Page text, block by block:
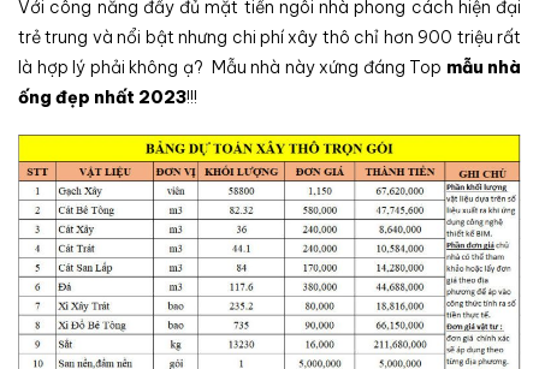
Với công năng đầy đủ mặt tiền ngôi nhà phong cách hiện đại
trẻ trung và nổi bật nhưng chi phí xây thô chỉ hơn 900 triệu rất
là hợp lý phải không ạ? Mẫu nhà này xứng đáng Top mẫu nhà
ống đẹp nhất 2023!!!